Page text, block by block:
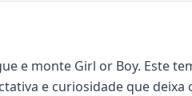
e monte Girl or Boy. Este
e curiosidade que deixa